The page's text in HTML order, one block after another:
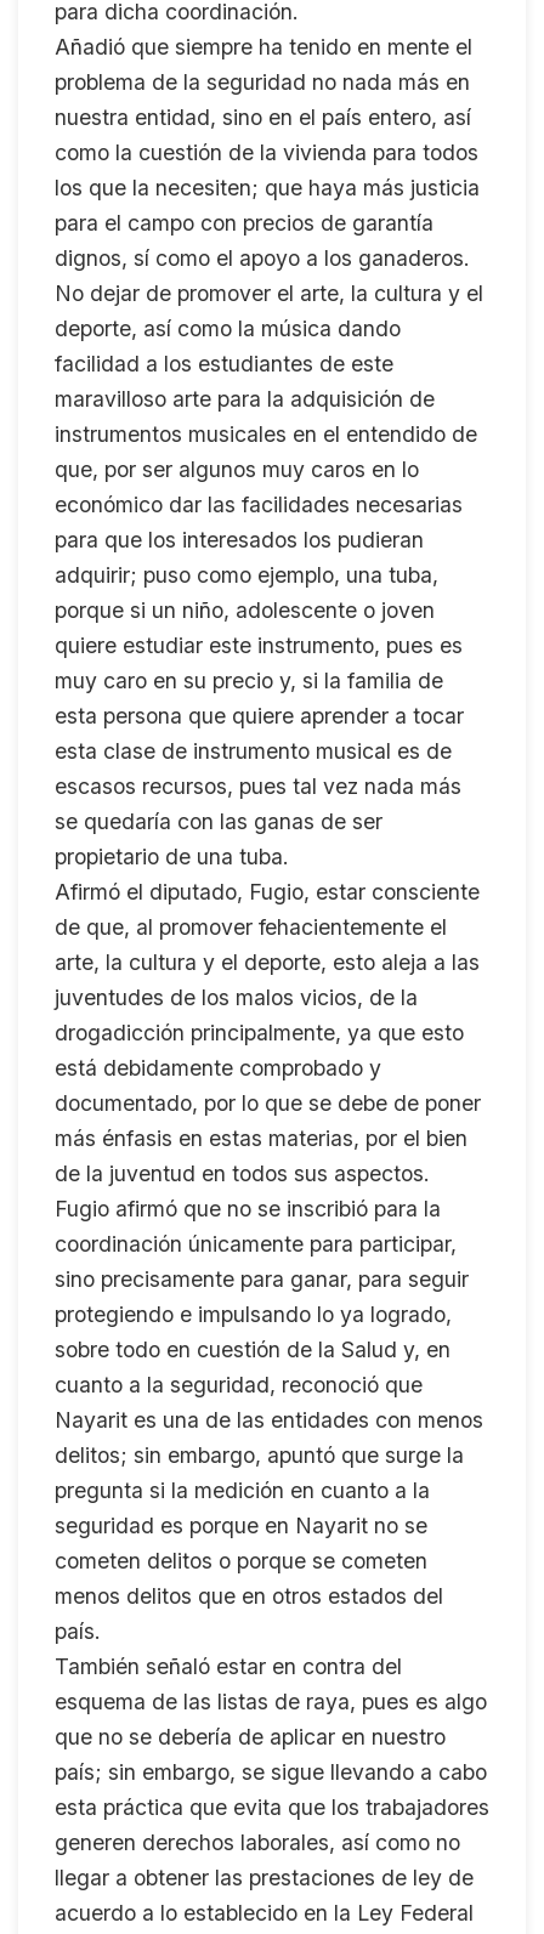
para dicha coordinación.
Añadió que siempre ha tenido en mente el
problema de la seguridad no nada más en
nuestra entidad, sino en el país entero, así
como la cuestión de la vivienda para todos
los que la necesiten; que haya más justicia
para el campo con precios de garantía
dignos, sí como el apoyo a los ganaderos.
No dejar de promover el arte, la cultura y el
deporte, así como la música dando
facilidad a los estudiantes de este
maravilloso arte para la adquisición de
instrumentos musicales en el entendido de
que, por ser algunos muy caros en lo
económico dar las facilidades necesarias
para que los interesados los pudieran
adquirir; puso como ejemplo, una tuba,
porque si un niño, adolescente o joven
quiere estudiar este instrumento, pues es
muy caro en su precio y, si la familia de
esta persona que quiere aprender a tocar
esta clase de instrumento musical es de
escasos recursos, pues tal vez nada más
se quedaría con las ganas de ser
propietario de una tuba.
Afirmó el diputado, Fugio, estar consciente
de que, al promover fehacientemente el
arte, la cultura y el deporte, esto aleja a las
juventudes de los malos vicios, de la
drogadicción principalmente, ya que esto
está debidamente comprobado y
documentado, por lo que se debe de poner
más énfasis en estas materias, por el bien
de la juventud en todos sus aspectos.
Fugio afirmó que no se inscribió para la
coordinación únicamente para participar,
sino precisamente para ganar, para seguir
protegiendo e impulsando lo ya logrado,
sobre todo en cuestión de la Salud y, en
cuanto a la seguridad, reconoció que
Nayarit es una de las entidades con menos
delitos; sin embargo, apuntó que surge la
pregunta si la medición en cuanto a la
seguridad es porque en Nayarit no se
cometen delitos o porque se cometen
menos delitos que en otros estados del
país.
También señaló estar en contra del
esquema de las listas de raya, pues es algo
que no se debería de aplicar en nuestro
país; sin embargo, se sigue llevando a cabo
esta práctica que evita que los trabajadores
generen derechos laborales, así como no
llegar a obtener las prestaciones de ley de
acuerdo a lo establecido en la Ley Federal